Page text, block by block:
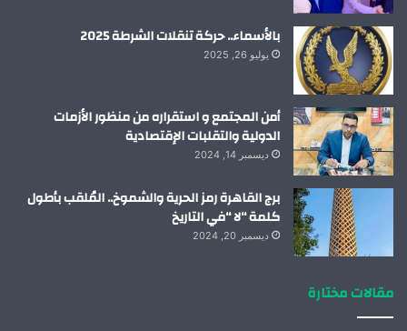
بالأسماء.. حركة تنقلات الشرطة 2025
يوليو 26, 2025
أمن المجتمع و استقراره من منظور الأزمات
الدولية والتقلبات الإقتصادية
ديسمبر 14, 2024
برج القاهرة رمز الحرية والشموخ.. المُلقب بأطول
كلمة “لا “في التاريخ
ديسمبر 20, 2024
مقالات مختارة